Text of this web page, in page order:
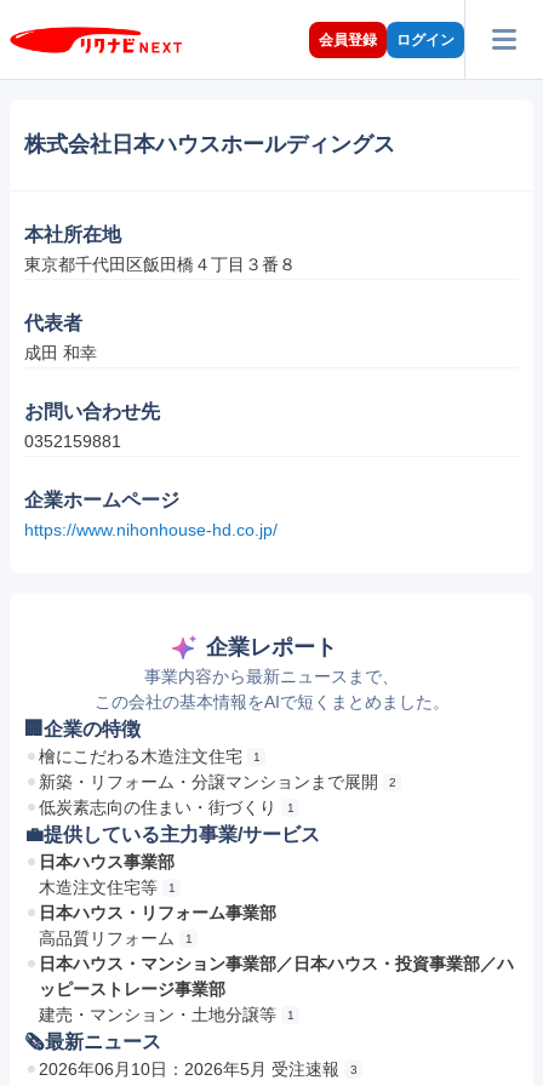
会員登録 ログイン
株式会社日本ハウスホールディングス
本社所在地
東京都千代田区飯田橋４丁目３番８
代表者
成田 和幸
お問い合わせ先
0352159881
企業ホームページ
https://www.nihonhouse-hd.co.jp/
企業レポート
事業内容から最新ニュースまで、
この会社の基本情報をAIで短くまとめました。
🏢企業の特徴
檜にこだわる木造注文住宅 1
新築・リフォーム・分譲マンションまで展開 2
低炭素志向の住まい・街づくり 1
💼提供している主力事業/サービス
日本ハウス事業部
木造注文住宅等
1
日本ハウス・リフォーム事業部
高品質リフォーム
1
日本ハウス・マンション事業部／日本ハウス・投資事業部／ハ
ッピーストレージ事業部
建売・マンション・土地分譲等
1
🗞最新ニュース
2026年06月10日：2026年5月 受注速報 3